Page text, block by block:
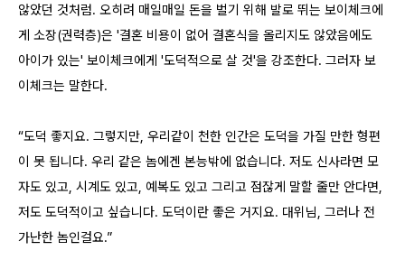
않았던 것처럼. 오히려 매일매일 돈을 벌기 위해 발로 뛰는 보이체크에
게 소장(권력층)은 '결혼 비용이 없어 결혼식을 올리지도 않았음에도
아이가 있는' 보이체크에게 '도덕적으로 살 것'을 강조한다. 그러자 보
이체크는 말한다.
“도덕 좋지요. 그렇지만, 우리같이 천한 인간은 도덕을 가질 만한 형편
이 못 됩니다. 우리 같은 놈에겐 본능밖에 없습니다. 저도 신사라면 모
자도 있고, 시계도 있고, 예복도 있고 그리고 점잖게 말할 줄만 안다면,
저도 도덕적이고 싶습니다. 도덕이란 좋은 거지요. 대위님, 그러나 전
가난한 놈인걸요.”